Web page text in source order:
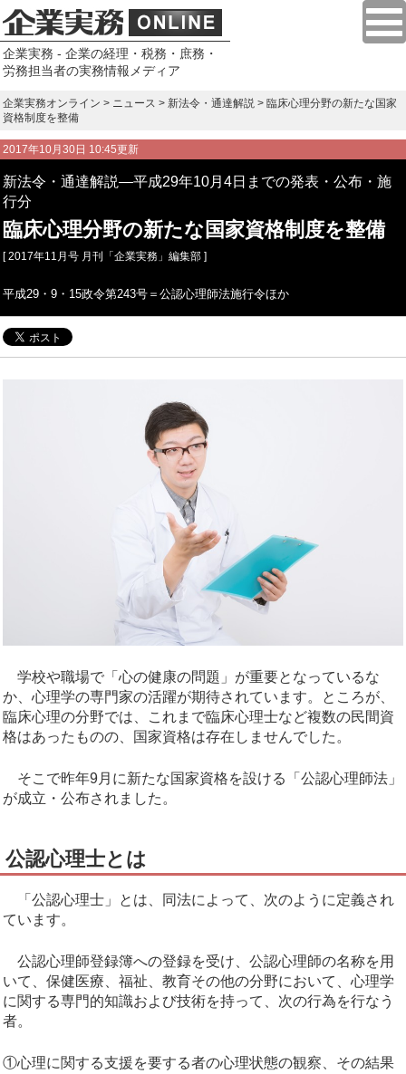
企業実務 - 企業の経理・税務・庶務・
労務担当者の実務情報メディア
企業実務オンライン > ニュース > 新法令・通達解説 > 臨床心理分野の新たな国家
資格制度を整備
2017年10月30日 10:45更新
新法令・通達解説―平成29年10月4日までの発表・公布・施
行分
臨床心理分野の新たな国家資格制度を整備
[ 2017年11月号 月刊「企業実務」編集部 ]
平成29・9・15政令第243号＝公認心理師法施行令ほか
学校や職場で「心の健康の問題」が重要となっているな
か、心理学の専門家の活躍が期待されています。ところが、
臨床心理の分野では、これまで臨床心理士など複数の民間資
格はあったものの、国家資格は存在しませんでした。
そこで昨年9月に新たな国家資格を設ける「公認心理師法」
が成立・公布されました。
公認心理士とは
「公認心理士」とは、同法によって、次のように定義され
ています。
公認心理師登録簿への登録を受け、公認心理師の名称を用
いて、保健医療、福祉、教育その他の分野において、心理学
に関する専門的知識および技術を持って、次の行為を行なう
者。
①心理に関する支援を要する者の心理状態の観察、その結果